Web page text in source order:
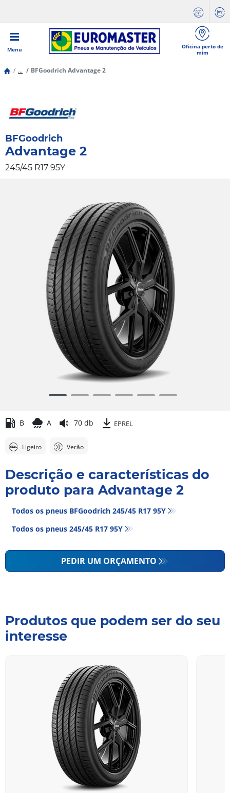
Menu
Oficina perto de
mim
... BFGoodrich Advantage 2
BFGoodrich
Advantage 2
245/45 R17 95Y
6B A 70 db EPREL
Ligeiro Verão
Descrição e características do
produto para Advantage 2
Todos os pneus BFGoodrich 245/45 R17 95Y
Todos os pneus‎ 245/45 R17 95Y
PEDIR UM ORÇAMENTO
Produtos que podem ser do seu
interesse